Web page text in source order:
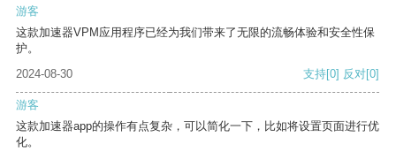
游客
这款加速器VPM应用程序已经为我们带来了无限的流畅体验和安全性保
护。
2024-08-30
支持[0] 反对[0]
游客
这款加速器app的操作有点复杂，可以简化一下，比如将设置页面进行优
化。